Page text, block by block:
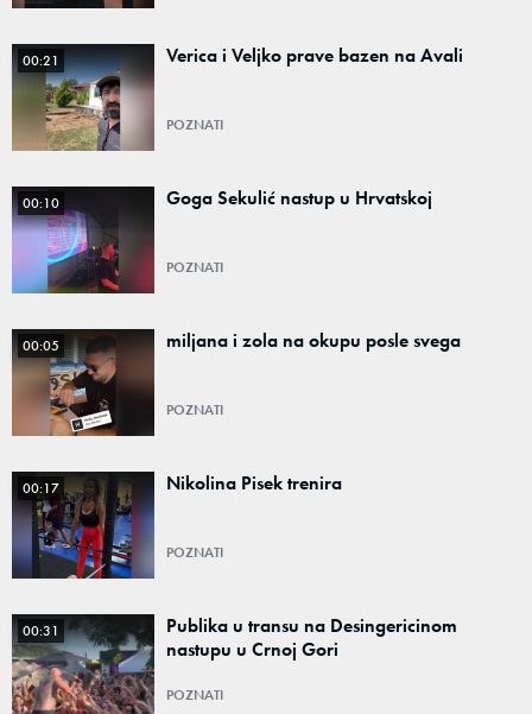
00:21 Verica i Veljko prave bazen na Avali
POZNATI
00:10 Goga Sekulić nastup u Hrvatskoj
POZNATI
00:05 miljana i zola na okupu posle svega
POZNATI
00:17 Nikolina Pisek trenira
POZNATI
00:31
Publika u transu na Desingericinom
nastupu u Crnoj Gori
POZNATI